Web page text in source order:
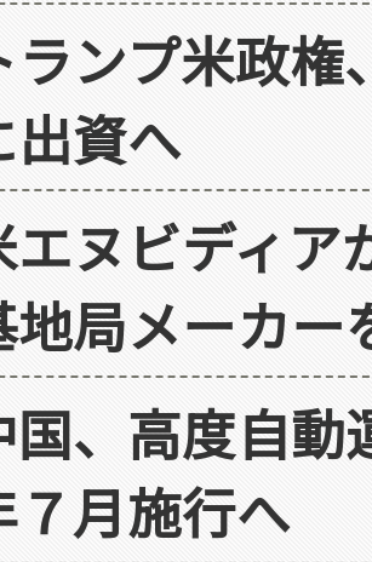
ランプ米政
出資へ
エヌビディア
地局メーカー
国、高度自
７月施行へ